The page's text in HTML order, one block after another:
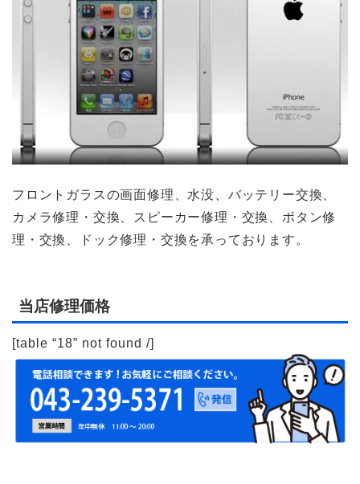
フロントガラスの画面修理、水没、バッテリー交換、
カメラ修理・交換、スピーカー修理・交換、ボタン修
理・交換、ドック修理・交換を承っております。
当店修理価格
[table “18” not found /]